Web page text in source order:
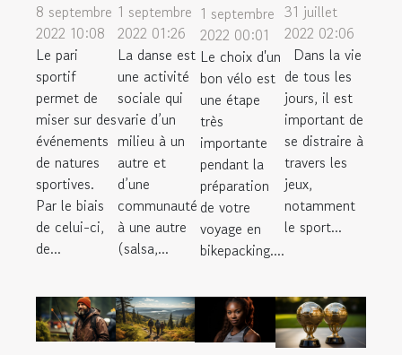
8 septembre
2022 10:08
Le pari
sportif
permet de
miser sur des
événements
de natures
sportives.
Par le biais
de celui-ci,
de...
1 septembre
2022 01:26
La danse est
une activité
sociale qui
varie d’un
milieu à un
autre et
d’une
communauté
à une autre
(salsa,...
1 septembre
2022 00:01
Le choix d'un
bon vélo est
une étape
très
importante
pendant la
préparation
de votre
voyage en
bikepacking....
31 juillet
2022 02:06
Dans la vie
de tous les
jours, il est
important de
se distraire à
travers les
jeux,
notamment
le sport...